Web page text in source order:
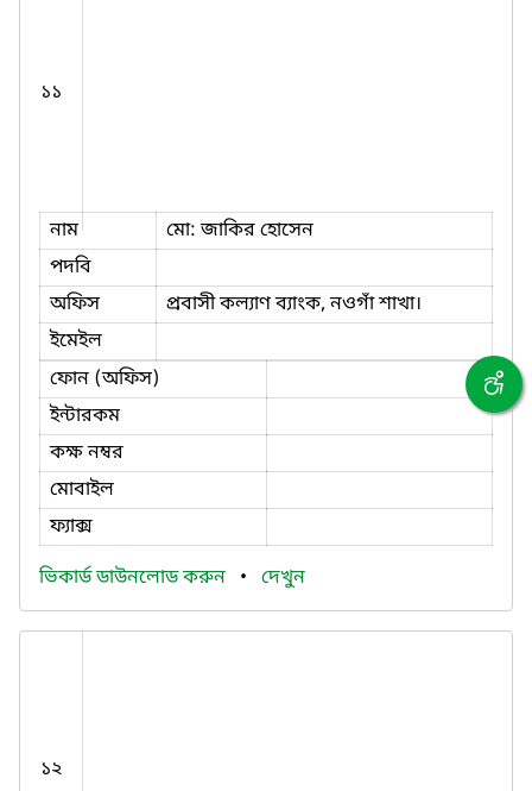
১১
নাম
মো: জাকির হোসেন
পদবি
অফিস
প্রবাসী কল্যাণ ব্যাংক, নওগাঁ শাখা।
ইমেইল
ফোন (অফিস)
ইন্টারকম
কক্ষ নম্বর
মোবাইল
ফ্যাক্স
ভিকার্ড ডাউনলোড করুন • দেখুন
১২